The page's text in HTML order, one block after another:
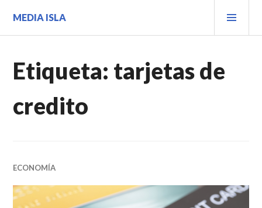
contenido.
MEDIA ISLA
Etiqueta: tarjetas de
credito
ECONOMÍA